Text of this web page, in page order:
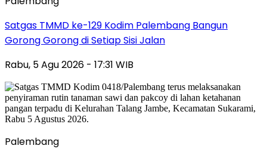
Satgas TMMD ke-129 Kodim Palembang Bangun
Gorong Gorong di Setiap Sisi Jalan
Rabu, 5 Agu 2026 - 17:31 WIB
Palembang